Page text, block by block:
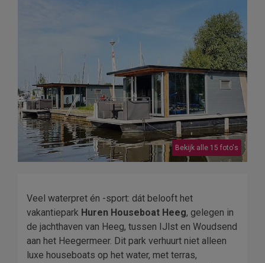
Bekijk alle 15 foto's
Veel waterpret én -sport: dát belooft het
vakantiepark Huren Houseboat Heeg, gelegen in
de jachthaven van Heeg, tussen IJlst en Woudsend
aan het Heegermeer. Dit park verhuurt niet alleen
luxe houseboats op het water, met terras,